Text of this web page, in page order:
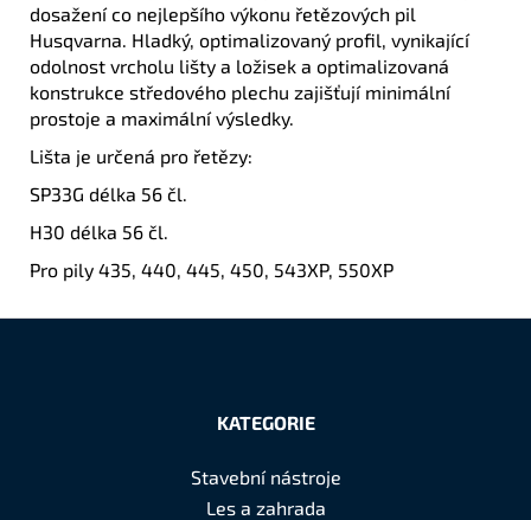
dosažení co nejlepšího výkonu řetězových pil
Husqvarna. Hladký, optimalizovaný profil, vynikající
odolnost vrcholu lišty a ložisek a optimalizovaná
konstrukce středového plechu zajišťují minimální
prostoje a maximální výsledky.
Lišta je určená pro řetězy:
SP33G délka 56 čl.
H30 délka 56 čl.
Pro pily 435, 440, 445, 450, 543XP, 550XP
KATEGORIE
Stavební nástroje
Les a zahrada